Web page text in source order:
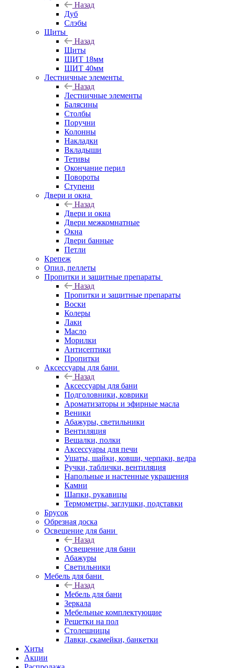
Назад
Дуб
Слэбы
Щиты
Назад
Щиты
ЩИТ 18мм
ЩИТ 40мм
Лестничные элементы
Назад
Лестничные элементы
Балясины
Столбы
Поручни
Колонны
Накладки
Вкладыши
Тетивы
Окончание перил
Повороты
Ступени
Двери и окна
Назад
Двери и окна
Двери межкомнатные
Окна
Двери банные
Петли
Крепеж
Опил, пеллеты
Пропитки и защитные препараты
Назад
Пропитки и защитные препараты
Воски
Колеры
Лаки
Масло
Морилки
Антисептики
Пропитки
Аксессуары для бани
Назад
Аксессуары для бани
Подголовники, коврики
Ароматизаторы и эфирные масла
Веники
Абажуры, светильники
Вентиляция
Вешалки, полки
Аксессуары для печи
Ушаты, шайки, ковши, черпаки, ведра
Ручки, таблички, вентиляция
Напольные и настенные украшения
Камни
Шапки, рукавицы
Термометры, заглушки, подставки
Брусок
Обрезная доска
Освещение для бани
Назад
Освещение для бани
Абажуры
Светильники
Мебель для бани
Назад
Мебель для бани
Зеркала
Мебельные комплектующие
Решетки на пол
Столешницы
Лавки, скамейки, банкетки
Хиты
Акции